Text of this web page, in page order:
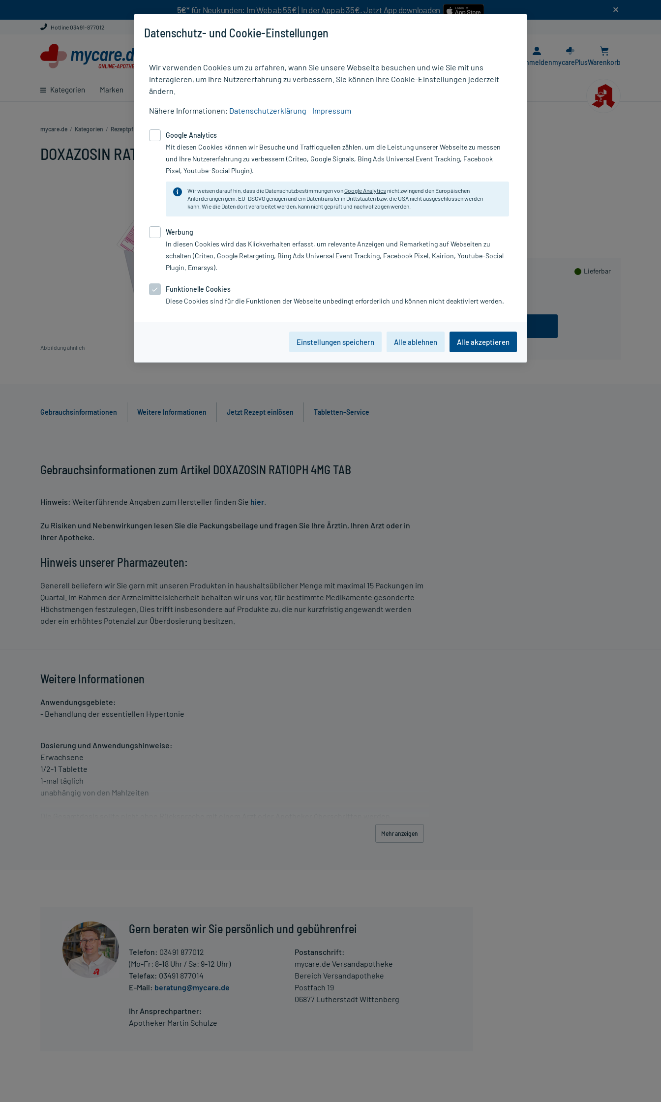
5€* für Neukunden: Im Web ab 55€ | In der App ab 35€. Jetzt App downloaden
Hotline 03491-877012
Kategorien Marken Ratgeber
AnmeldenmycarePlusWarenkorb
mycare.de / Kategorien / Rezeptpflichtige Medikamente
DOXAZOSIN RATIOPH 4MG TAB, 100 St
Abbildung ähnlich
inkl. MwSt. Gratis-Versandinnerhalb D.
Lieferbar
DOXAZOSIN ratiopharm 4 mg Tabl.
Inhalt:
100 St
PZN:
00171724
Hersteller:
Gebrauchsinformationen Weitere Informationen Jetzt Rezept einlösen Tabletten-Service
Gebrauchsinformationen zum Artikel DOXAZOSIN RATIOPH 4MG TAB
Hinweis: Weiterführende Angaben zum Hersteller finden Sie hier
Zu Risiken und Nebenwirkungen lesen Sie die Packungsbeilage und fragen Sie Ihre Ärztin, Ihren Arzt oder in
Ihrer Apotheke.
Hinweis unserer Pharmazeuten:
Generell beliefern wir Sie gern mit unseren Produkten in haushaltsüblicher Menge mit maximal 15 Packungen im
Quartal. Im Rahmen der Arzneimittelsicherheit behalten wir uns vor, für bestimmte Medikamente gesonderte
Höchstmengen festzulegen. Dies trifft insbesondere auf Produkte zu, die nur kurzfristig angewandt werden
oder ein erhöhtes Potenzial zur Überdosierung besitzen.
Weitere Informationen
Anwendungsgebiete:
- Behandlung der essentiellen Hypertonie
Dosierung und Anwendungshinweise:
Erwachsene
1/2-1 Tablette
1-mal täglich
unabhängig von den Mahlzeiten
Überdosierung?
Es kann zu einer Vielzahl von Überdosierungserscheinungen kommen, unter anderem zu niedrigem Blutdruck
mit kurzzeitiger Bewusstlosigkeit. Setzen Sie sich bei dem Verdacht auf eine Überdosierung umgehend mit
einem Arzt in Verbindung.
Generell gilt: Achten Sie vor allem bei Säuglingen, Kleinkindern und älteren Menschen auf eine gewissenhafte
Dosierung. Im Zweifelsfalle fragen Sie Ihren Arzt oder Apotheker nach etwaigen Auswirkungen oder
Eine vom Arzt verordnete Dosierung kann von den Angaben der Packungsbeilage abweichen. Da der Arzt sie
Mehr anzeigen
Gern beraten wir Sie persönlich und gebührenfrei
Telefon: 03491 877012
(Mo-Fr: 8-18 Uhr / Sa: 9-12 Uhr)
Telefax: 03491 877014
E-Mail: beratung@mycare.de
Ihr Ansprechpartner:
Apotheker Martin Schulze
Postanschrift:
mycare.de Versandapotheke
Bereich Versandapotheke
Postfach 19
06877 Lutherstadt Wittenberg
Datenschutz- und Cookie-Einstellungen
Wir verwenden Cookies um zu erfahren, wann Sie unsere Webseite besuchen und wie Sie mit uns
interagieren, um Ihre Nutzererfahrung zu verbessern. Sie können Ihre Cookie-Einstellungen jederzeit
ändern.
Nähere Informationen: Datenschutzerklärung Impressum
Google Analytics
Mit diesen Cookies können wir Besuche und Trafficquellen zählen, um die Leistung unserer Webseite zu messen
und Ihre Nutzererfahrung zu verbessern (Criteo, Google Signals, Bing Ads Universal Event Tracking, Facebook
Pixel, Youtube-Social Plugin).
Wir weisen darauf hin, dass die Datenschutzbestimmungen vonGoogle Analytics nicht zwingend den Europäischen
Anforderungen gem. EU-DSGVO genügen und ein Datentransfer in Drittstaaten bzw. die USA nicht ausgeschlossen werden
kann. Wie die Daten dort verarbeitet werden, kann nicht geprüft und nachvollzogen werden.
Werbung
In diesen Cookies wird das Klickverhalten erfasst, um relevante Anzeigen und Remarketing auf Webseiten zu
schalten (Criteo, Google Retargeting, Bing Ads Universal Event Tracking, Facebook Pixel, Kairion, Youtube-Social
Plugin, Emarsys).
Funktionelle Cookies
Diese Cookies sind für die Funktionen der Webseite unbedingt erforderlich und können nicht deaktiviert werden.
Einstellungen speichern Alle ablehnen Alle akzeptieren